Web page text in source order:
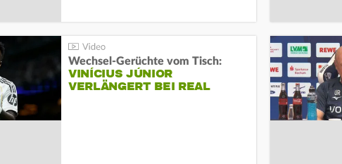
Wechsel-Gerüchte vom Tisch:
VINÍCIUS JÚNIOR
VERLÄNGERT BEI REAL